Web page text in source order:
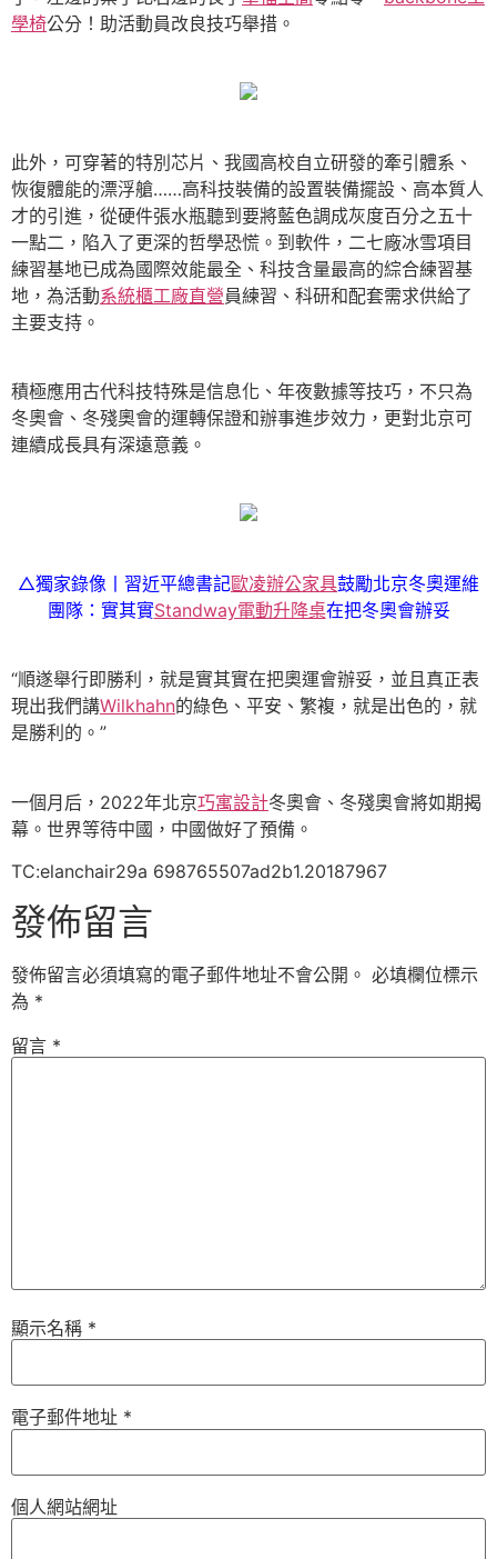
學椅公分！助活動員改良技巧舉措。
此外，可穿著的特別芯片、我國高校自立研發的牽引體系、
恢復體能的漂浮艙……高科技裝備的設置裝備擺設、高本質人
才的引進，從硬件張水瓶聽到要將藍色調成灰度百分之五十
一點二，陷入了更深的哲學恐慌。到軟件，二七廠冰雪項目
練習基地已成為國際效能最全、科技含量最高的綜合練習基
地，為活動系統櫃工廠直營員練習、科研和配套需求供給了
主要支持。
積極應用古代科技特殊是信息化、年夜數據等技巧，不只為
冬奧會、冬殘奧會的運轉保證和辦事進步效力，更對北京可
連續成長具有深遠意義。
△獨家錄像丨習近平總書記歐凌辦公家具鼓勵北京冬奧運維
團隊：實其實Standway電動升降桌在把冬奧會辦妥
“順遂舉行即勝利，就是實其實在把奧運會辦妥，並且真正表
現出我們講Wilkhahn的綠色、平安、繁複，就是出色的，就
是勝利的。”
一個月后，2022年北京巧寓設計冬奧會、冬殘奧會將如期揭
幕。世界等待中國，中國做好了預備。
TC:elanchair29a 698765507ad2b1.20187967
發佈留言
發佈留言必須填寫的電子郵件地址不會公開。 必填欄位標示
為 *
留言 *
顯示名稱 *
電子郵件地址 *
個人網站網址